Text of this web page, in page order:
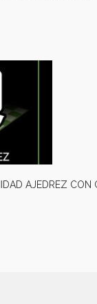
AJEDREZ CON